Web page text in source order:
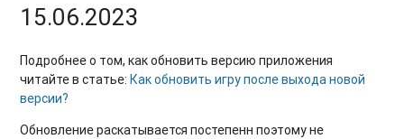
15.06.2023
Подробнее о том, как обновить версию приложения
читайте в статье:Как обновить игру после выхода новой
версии?
Обновление раскатывается постепенн поэтому не